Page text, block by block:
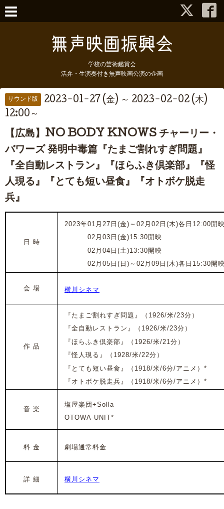
学校の芸術鑑賞会
活弁・生演奏付き無声映画公演の企画
サウンド版
2023-01-27 (金) ～ 2023-02-02 (木)
12:00～
【広島】NO BODY KNOWS チャーリー・
バワーズ 発明中毒篇『たまご割れすぎ問題』
『全自動レストラン』『ほらふき倶楽部』『怪
人現る』『とても短い昼食』『オトボケ脱走
兵』
日 時
2023年01月27日(金) ～02 月02 日(木)各日 12:00開
02月03日(金)15:30開映
02月04日(土)13:30開映
02 月05日(日) ～02 月09 日(木)各日 15:30開
会 場 横川シネマ
作 品
『たまご割れすぎ問題』（1926/米/23分）
『全自動レストラン』
（1926/米/23分）
『ほらふき倶楽部』
（1926/米/21分）
『怪人現る』
（1928/米/22分）
『とても短い昼食』
（1918/米/6分/アニメ）*
『オトボケ脱走兵』
（1918/米/6分/アニメ）*
音 楽
塩屋楽団+Solla
OTOWA-UNIT*
料 金 劇場通常料金
詳 細 横川シネマ